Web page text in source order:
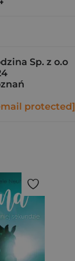
Sp. z o.o
protected]